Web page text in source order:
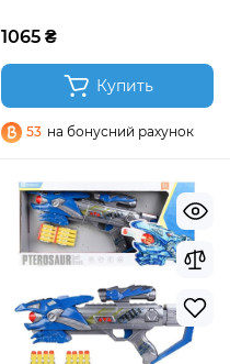
1065 ₴
Купить
53 на бонусний рахунок